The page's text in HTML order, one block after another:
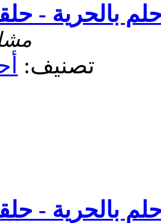
بالحرية - حلقة 24
تصنيف:
بالحرية - حلقة 10